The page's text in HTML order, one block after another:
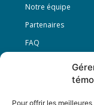
Pour offrir les
Notre équipe
Partenaires
FAQ
Conditions générales